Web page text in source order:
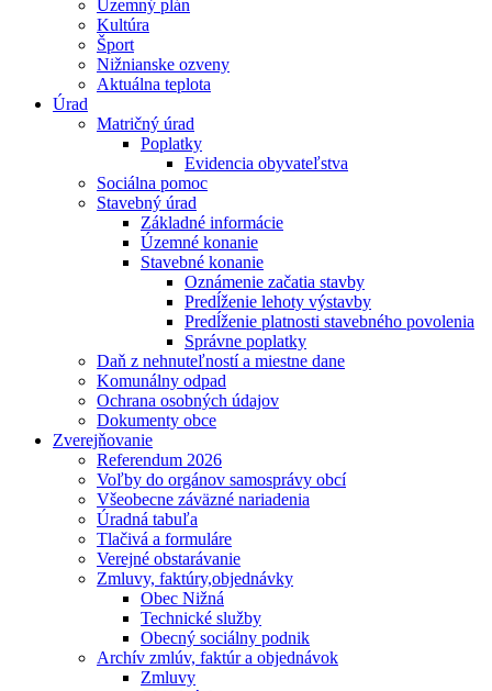
Územný plán
Kultúra
Šport
Nižnianske ozveny
Aktuálna teplota
Úrad
Matričný úrad
Poplatky
Evidencia obyvateľstva
Sociálna pomoc
Stavebný úrad
Základné informácie
Územné konanie
Stavebné konanie
Oznámenie začatia stavby
Predĺženie lehoty výstavby
Predĺženie platnosti stavebného povolenia
Správne poplatky
Daň z nehnuteľností a miestne dane
Komunálny odpad
Ochrana osobných údajov
Dokumenty obce
Zverejňovanie
Referendum 2026
Voľby do orgánov samosprávy obcí
Všeobecne záväzné nariadenia
Úradná tabuľa
Tlačivá a formuláre
Verejné obstarávanie
Zmluvy, faktúry,objednávky
Obec Nižná
Technické služby
Obecný sociálny podnik
Archív zmlúv, faktúr a objednávok
Zmluvy